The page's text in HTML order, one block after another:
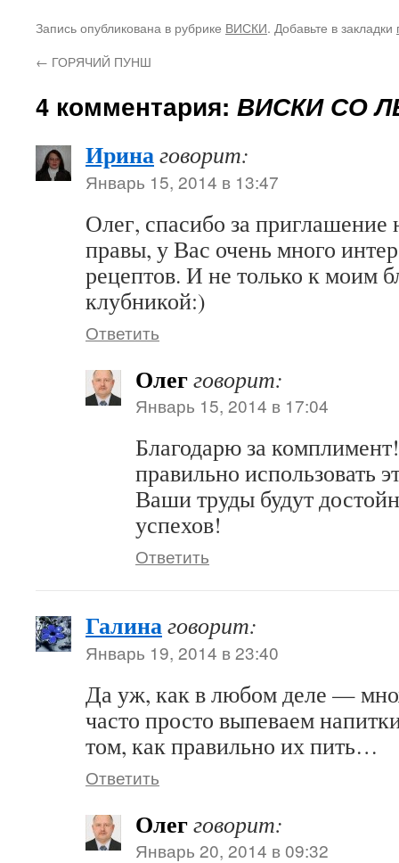
Запись опубликована в рубрике ВИСКИ. Добавьте в закладки
← ГОРЯЧИЙ ПУНШ
4 комментария: ВИСКИ СО
Иринаговорит:
Январь 15, 2014 в 13:47
Олег, спасибо за
правы, у Вас очень много
рецептов. И не только к моим
клубникой:)
Ответить
Олегговорит:
Январь 15, 2014 в 17:04
Благодарю за
правильно использовать
Ваши труды будут
успехов!
Ответить
Галинаговорит:
Январь 19, 2014 в 23:40
Да уж, как в любом деле —
часто просто выпеваем
том, как правильно их пить…
Ответить
Олегговорит:
Январь 20, 2014 в 09:32